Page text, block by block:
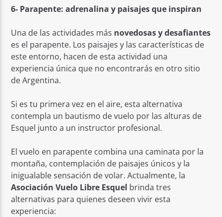
6- Parapente: adrenalina y paisajes que inspiran
Una de las actividades más novedosas y desafiantes
es el parapente. Los paisajes y las características de
este entorno, hacen de esta actividad una
experiencia única que no encontrarás en otro sitio
de Argentina.
Si es tu primera vez en el aire, esta alternativa
contempla un bautismo de vuelo por las alturas de
Esquel junto a un instructor profesional.
El vuelo en parapente combina una caminata por la
montaña, contemplación de paisajes únicos y la
inigualable sensación de volar. Actualmente, la
Asociación Vuelo Libre Esquel brinda tres
alternativas para quienes deseen vivir esta
experiencia: